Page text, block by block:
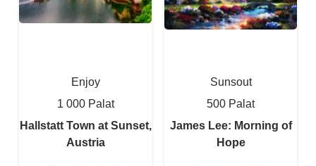
Enjoy
1 000 Palat
Hallstatt Town at Sunset,
Austria
Sunsout
500 Palat
James Lee: Morning of
Hope